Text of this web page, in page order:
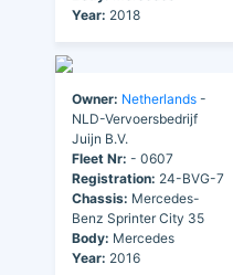
Year: 2018
Owner: Netherlands -
NLD-Vervoersbedrijf
Juijn B.V.
Fleet Nr: - 0607
Registration: 24-BVG-7
Chassis: Mercedes-
Benz Sprinter City 35
Body: Mercedes
Year: 2016